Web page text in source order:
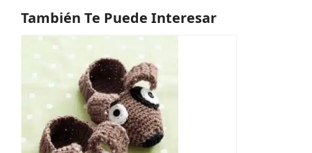
También Te Puede Interesar